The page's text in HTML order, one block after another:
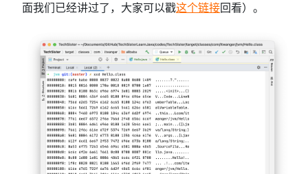
面我们已经讲过了，大家可以戳这个链接回看）。